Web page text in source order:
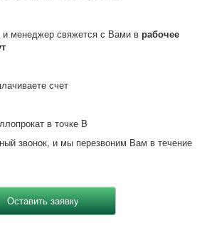
менеджер свяжется с Вами в рабочее
счет
в точке B
звонок, и мы перезвоним Вам в течение